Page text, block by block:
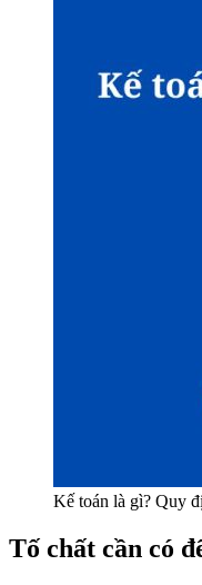
Kế toán là gì? Quy
Tố chất cần có